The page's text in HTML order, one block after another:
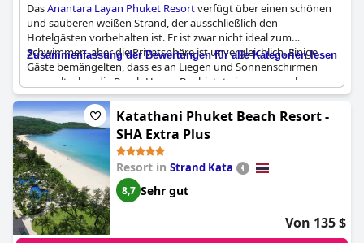
DasAnantara Layan Phuket Resortverfügt über einen schönen
und sauberen weißen Strand, der ausschließlich den
Hotelgästen vorbehalten ist. Er ist zwar nicht ideal zum
Schwimmen, aber die Privatsphäre ist unvergleichlich. Einige
Gäste bemängelten, dass es an Liegen und Sonnenschirmen
mangelt, aber die Beach House Bar bietet einen angenehmen
Ort zum Entspannen. Der Sand kann bei Flut sehr schwer sein,
aber die Anlage stellt Strandtücher und -taschen zur Verfügung,
die Sie während Ihres Aufenthalts benutzen können. Es gab
zwar einige Kommentare über elektrische Probleme in den
Zimmern und die Anwesenheit von Moskitos, aber im Großen
und Ganzen schwärmten die Gäste von der herrlichen
Strandlage.
Zusammenfassung der Bewertungen für alle Kategorien lesen
Katathani Phuket Beach Resort -
SHA Extra Plus
Resort in Strand Kata
8,7 Sehr gut
Von 135 $